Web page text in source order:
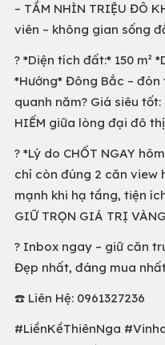
– TẦM NHÌN TRIỆU ĐÔ
viên – không gian sống
? *Diện tích đất:* 150 m²
*Hướng* Đông Bắc –
quanh năm? Giá siêu
HIẾM giữa lòng đại đô thị
? *Lý do CHỐT NGAY
chỉ còn đúng 2 căn view
mạnh khi hạ tầng, tiện
GIỮ TRỌN GIÁ TRỊ
? Inbox ngay – giữ căn
Đẹp nhất, đáng mua
☎️ Liên Hệ: 0961327236
#LiềnKềThiênNga